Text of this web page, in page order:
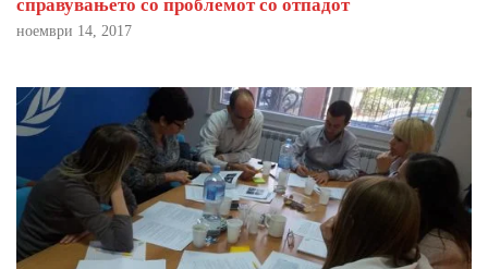
справувањето со проблемот со отпадот
ноември 14, 2017